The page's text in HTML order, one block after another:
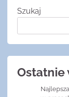
Szukaj
Ostatnie